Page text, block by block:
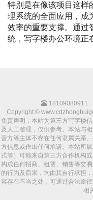
特别是在像该项目这样
理系统的全面应用，成
效率的重要支撑。通过
统，写字楼办公环境正
18109080911
Copyright ©
免责声明：本站为第三方写字楼
及人工整理，仅供参考。本站与
营方等主体不存在任何隶属关系
方信息或作出任何承诺。本站所
式等）可能来自第三方合作机构
构成任何招商、租赁、销售等交
的行为及后果，均由其自行承担
容存在不当之处，可通过合法途
相